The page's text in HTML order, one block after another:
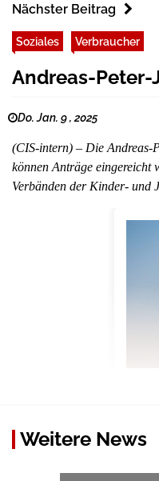
Nächster Beitrag
Soziales Verbraucher
Andreas-
Do. Jan. 9 , 2025
(CIS-intern) – Die Andreas-
können Anträge eingereicht
Verbänden der Kinder- und
Weitere News